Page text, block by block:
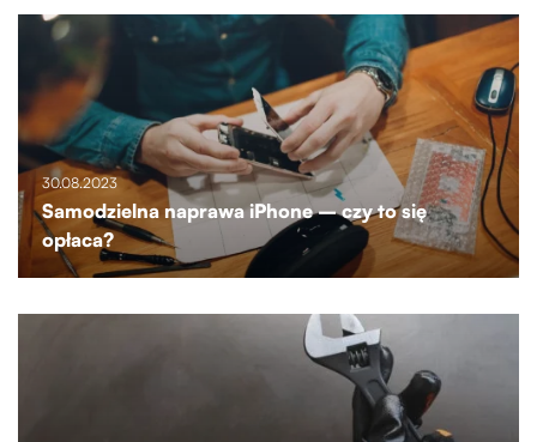
30.08.2023
Samodzielna naprawa iPhone – czy to się
opłaca?